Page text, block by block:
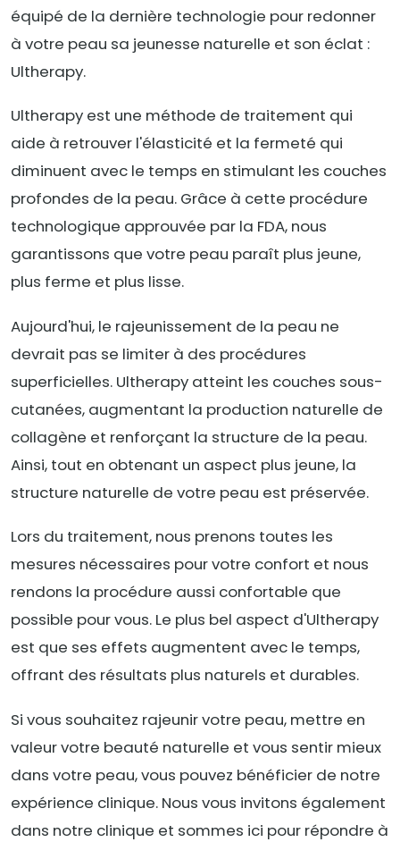
équipé de la dernière technologie pour redonner
à votre peau sa jeunesse naturelle et son éclat :
Ultherapy.
Ultherapy est une méthode de traitement qui
aide à retrouver l'élasticité et la fermeté qui
diminuent avec le temps en stimulant les couches
profondes de la peau. Grâce à cette procédure
technologique approuvée par la FDA, nous
garantissons que votre peau paraît plus jeune,
plus ferme et plus lisse.
Aujourd'hui, le rajeunissement de la peau ne
devrait pas se limiter à des procédures
superficielles. Ultherapy atteint les couches sous-
cutanées, augmentant la production naturelle de
collagène et renforçant la structure de la peau.
Ainsi, tout en obtenant un aspect plus jeune, la
structure naturelle de votre peau est préservée.
Lors du traitement, nous prenons toutes les
mesures nécessaires pour votre confort et nous
rendons la procédure aussi confortable que
possible pour vous. Le plus bel aspect d'Ultherapy
est que ses effets augmentent avec le temps,
offrant des résultats plus naturels et durables.
Si vous souhaitez rajeunir votre peau, mettre en
valeur votre beauté naturelle et vous sentir mieux
dans votre peau, vous pouvez bénéficier de notre
expérience clinique. Nous vous invitons également
dans notre clinique et sommes ici pour répondre à